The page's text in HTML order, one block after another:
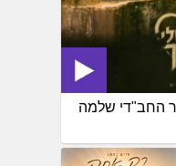
החב"די שלמה